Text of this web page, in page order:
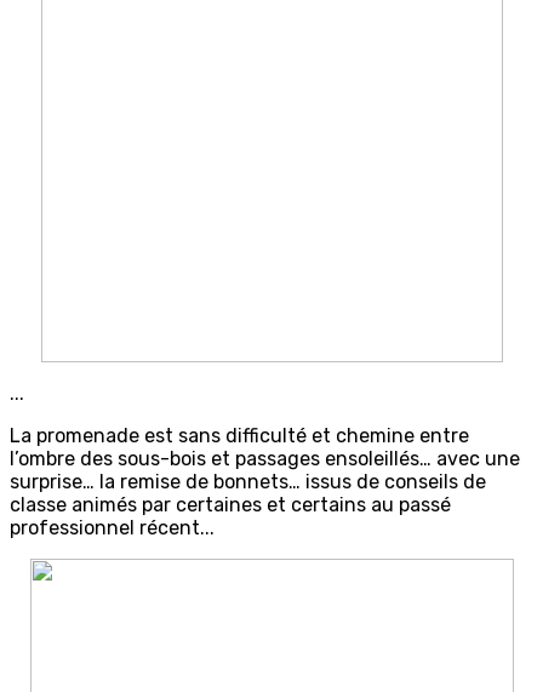
...
La promenade est sans difficulté et chemine entre
l’ombre des sous-bois et passages ensoleillés… avec une
surprise… la remise de bonnets… issus de conseils de
classe animés par certaines et certains au passé
professionnel récent...